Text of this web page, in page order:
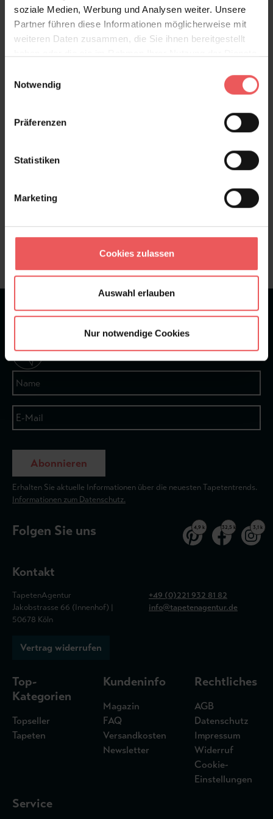
soziale Medien, Werbung und Analysen weiter. Unsere
Partner führen diese Informationen möglicherweise mit
weiteren Daten zusammen, die Sie ihnen bereitgestellt
Notwendig
Präferenzen
Statistiken
Marketing
Cookies zulassen
Auswahl erlauben
Nur notwendige Cookies
Produktdetails
+49 (0)221 932 81 82
★★★★★Bei 1245 Bewertungen
Newsletter
Abonnieren
Erhalten Sie aktuelle Informationen über die neuesten Tapetentrends.
Informationen zum Datenschutz.
Folgen Sie uns 4,9 k 32,5 k 3,1 k
Kontakt
TapetenAgentur
Jakobstrasse 66 (Innenhof) |
50678 Köln
+49 (0)221 932 81 82
info@tapetenagentur.de
Vertrag widerrufen
Top-
Kategorien
Topseller
Tapeten
Kundeninfo
Magazin
FAQ
Versandkosten
Newsletter
Rechtliches
AGB
Datenschutz
Impressum
Widerruf
Cookie-
Einstellungen
Service